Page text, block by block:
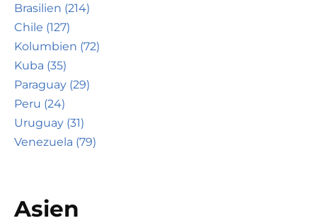
Brasilien (214)
Chile (127)
Kolumbien (72)
Kuba (35)
Paraguay (29)
Peru (24)
Uruguay (31)
Venezuela (79)
Asien